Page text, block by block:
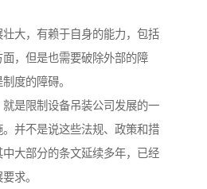
大，有赖于自身的能力，包括
，但是也需要破除外部的障
度的障碍。
是限制设备吊装公司发展的一
并不是说这些法规、政策和措
大部分的条文延续多年，已经
求。